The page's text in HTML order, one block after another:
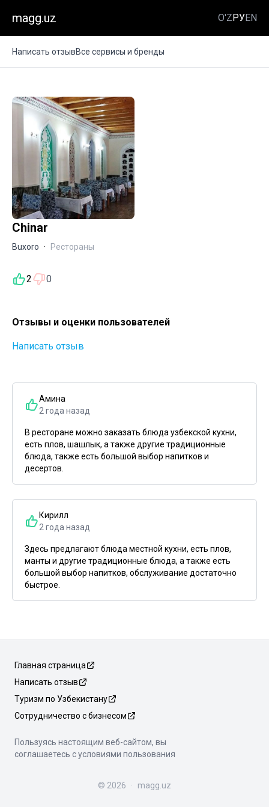
magg.uz O'ZРУEN
Написать отзывВсе сервисы и бренды
Chinar
Buxoro · Рестораны
2 0
Отзывы и оценки пользователей
Написать отзыв
Амина
2 года назад
В ресторане можно заказать блюда узбекской кухни,
есть плов, шашлык, а также другие традиционные
блюда, также есть большой выбор напитков и
десертов.
Кирилл
2 года назад
Здесь предлагают блюда местной кухни, есть плов,
манты и другие традиционные блюда, а также есть
большой выбор напитков, обслуживание достаточно
быстрое.
Главная страница
Написать отзыв
Туризм по Узбекистану
Сотрудничество с бизнесом
Пользуясь настоящим веб-сайтом, вы
соглашаетесь с условиями пользования
© 2026 · magg.uz